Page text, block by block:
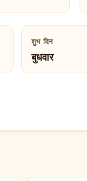
शुभ दिन
बुधवार